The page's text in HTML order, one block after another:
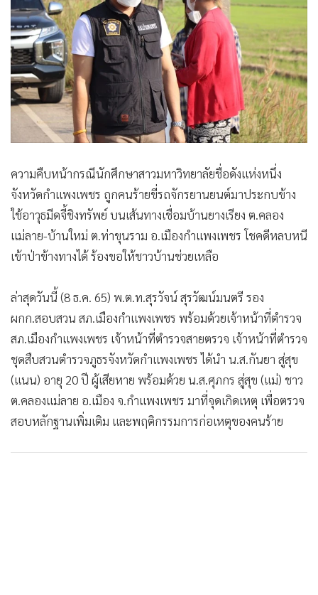
ความคืบหน้ากรณีนักศึกษาสาวมหาวิทยาลัยชื่อดังแห่งหนึ่ง
จังหวัดกำแพงเพชร ถูกคนร้ายขี่รถจักรยานยนต์มาประกบข้าง
ใช้อาวุธมีดจี้ชิงทรัพย์ บนเส้นทางเชื่อมบ้านยางเรียง ต.คลอง
แม่ลาย-บ้านใหม่ ต.ท่าขุนราม อ.เมืองกำแพงเพชร โชคดีหลบหนี
เข้าป่าข้างทางได้ ร้องขอให้ชาวบ้านช่วยเหลือ
ล่าสุดวันนี้ (8 ธ.ค. 65) พ.ต.ท.สุรวัจน์ สุรวัฒน์มนตรี รอง
ผกก.สอบสวน สภ.เมืองกำแพงเพชร พร้อมด้วยเจ้าหน้าที่ตำรวจ
สภ.เมืองกำแพงเพชร เจ้าหน้าที่ตำรวจสายตรวจ เจ้าหน้าที่ตำรวจ
ชุดสืบสวนตำรวจภูธรจังหวัดกำแพงเพชร ได้นำ น.ส.กันยา สู่สุข
(แนน) อายุ 20 ปี ผู้เสียหาย พร้อมด้วย น.ส.ศุภกร สู่สุข (แม่) ชาว
ต.คลองแม่ลาย อ.เมือง จ.กำแพงเพชร มาที่จุดเกิดเหตุ เพื่อตรวจ
สอบหลักฐานเพิ่มเติม และพฤติกรรมการก่อเหตุของคนร้าย